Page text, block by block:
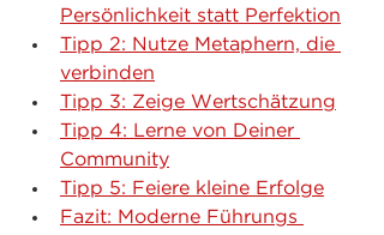
Persönlichkeit statt Perfektion
Tipp 2: Nutze Metaphern, die
verbinden
Tipp 3: Zeige Wertschätzung
Tipp 4: Lerne von Deiner
Community
Tipp 5: Feiere kleine Erfolge
Fazit: Moderne Führungs